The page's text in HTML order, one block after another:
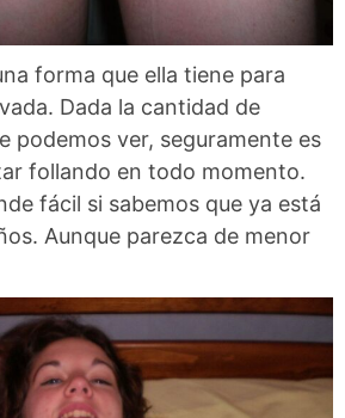
forma que ella tiene para
Dada la cantidad de
podemos ver, seguramente es
follando en todo momento.
fácil si sabemos que ya está
Aunque parezca de menor